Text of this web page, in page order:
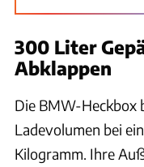
300 Liter
Abklappen
Die BMW-Heckbox
Ladevolumen bei
Kilogramm. Ihre